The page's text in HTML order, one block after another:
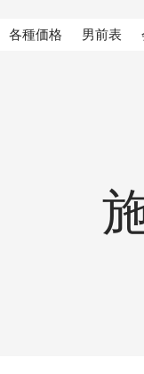
各種価格 男前表